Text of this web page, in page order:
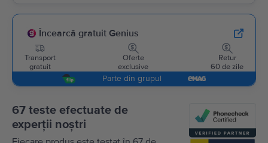
Încearcă gratuit Genius
Transport
gratuit
Oferte
exclusive
Retur
60 de zile
Parte din grupul
67 teste efectuate de
experții noștri